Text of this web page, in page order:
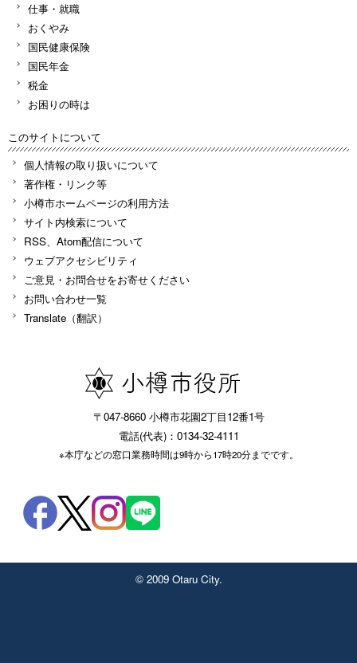
仕事・就職
おくやみ
国民健康保険
国民年金
税金
お困りの時は
このサイトについて
個人情報の取り扱いについて
著作権・リンク等
小樽市ホームページの利用方法
サイト内検索について
RSS、Atom配信について
ウェブアクセシビリティ
ご意見・お問合せをお寄せください
お問い合わせ一覧
Translate（翻訳）
〒047-8660 小樽市花園2丁目12番1号
電話(代表)：0134-32-4111
※本庁などの窓口業務時間は9時から17時20分までです。
© 2009 Otaru City.